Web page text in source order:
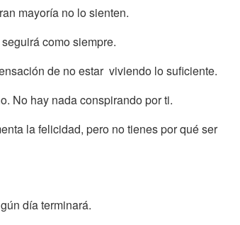
mayoría no lo sienten.
como siempre.
de no estar viviendo lo suficiente.
No hay nada conspirando por ti.
la felicidad, pero no tienes por qué ser
día terminará.